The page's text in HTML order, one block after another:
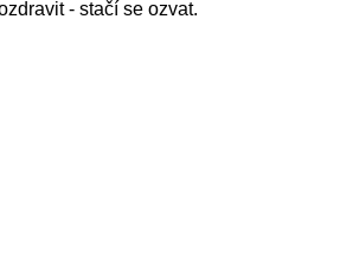
- stačí se ozvat.